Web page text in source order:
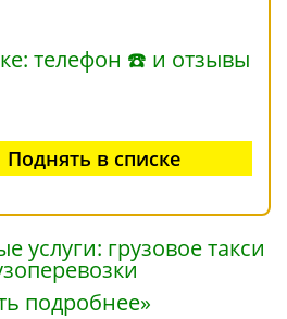
телефон ☎ и отзывы
в списке
подробнее»